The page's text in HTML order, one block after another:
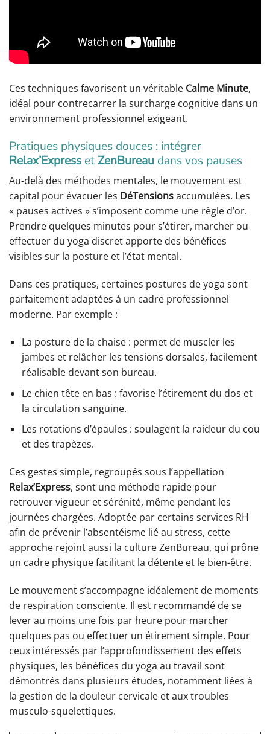
Ces techniques favorisent un véritable Calme Minute,
idéal pour contrecarrer la surcharge cognitive dans un
environnement professionnel exigeant.
Pratiques physiques douces : intégrer
Relax’Express et ZenBureau dans vos pauses
Au-delà des méthodes mentales, le mouvement est
capital pour évacuer les DéTensionsaccumulées. Les
« pauses actives » s’imposent comme une règle d’or.
Prendre quelques minutes pour s’étirer, marcher ou
effectuer du yoga discret apporte des bénéfices
visibles sur la posture et l’état mental.
Dans ces pratiques, certaines postures de yoga sont
parfaitement adaptées à un cadre professionnel
moderne. Par exemple :
La posture de la chaise : permet de muscler les
jambes et relâcher les tensions dorsales, facilement
réalisable devant son bureau.
Le chien tête en bas : favorise l’étirement du dos et
la circulation sanguine.
Les rotations d’épaules : soulagent la raideur du cou
et des trapèzes.
Ces gestes simple, regroupés sous l’appellation
Relax’Express, sont une méthode rapide pour
retrouver vigueur et sérénité, même pendant les
journées chargées. Adoptée par certains services RH
afin de prévenir l’absentéisme lié au stress, cette
approche rejoint aussi la culture ZenBureau, qui prône
un cadre physique facilitant la détente et le bien-être.
Le mouvement s’accompagne idéalement de moments
de respiration consciente. Il est recommandé de se
lever au moins une fois par heure pour marcher
quelques pas ou effectuer un étirement simple. Pour
ceux intéressés par l’approfondissement des effets
physiques, les bénéfices du yoga au travail sont
démontrés dans plusieurs études, notamment liées à
la gestion de la douleur cervicale et aux troubles
musculo-squelettiques.